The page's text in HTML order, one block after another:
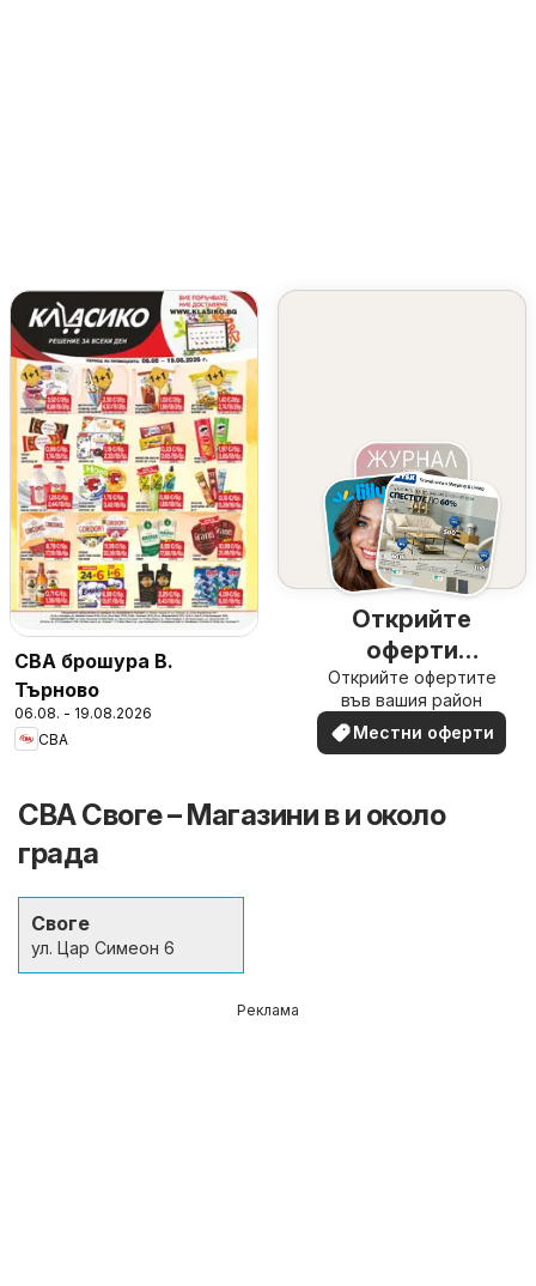
CBA брошура В.
Търново
06.08. - 19.08.2026
CBA
Открийте
оферти
наблизо
Открийте офертите
във вашия район
Местни оферти
CBA Своге – Магазини в и около
града
Своге
ул. Цар Симеон 6
Реклама